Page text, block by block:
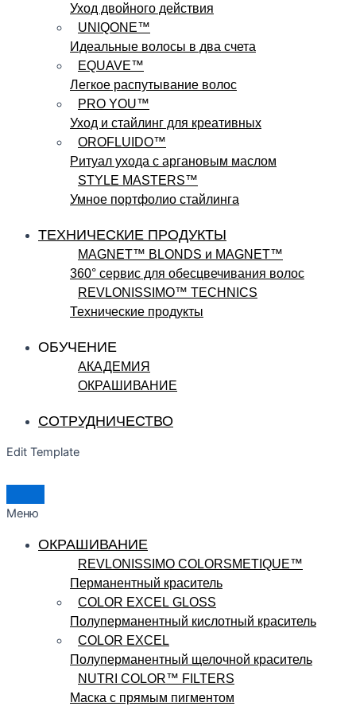
Уход двойного действия
UNIQONE™
Идеальные волосы в два счета
EQUAVE™
Легкое распутывание волос
PRO YOU™
Уход и стайлинг для креативных
OROFLUIDO™
Ритуал ухода с аргановым маслом
STYLE MASTERS™
Умное портфолио стайлинга
ТЕХНИЧЕСКИЕ ПРОДУКТЫ
MAGNET™ BLONDS и MAGNET™
360° сервис для обесцвечивания волос
REVLONISSIMO™ TECHNICS
Технические продукты
ОБУЧЕНИЕ
АКАДЕМИЯ
ОКРАШИВАНИЕ
СОТРУДНИЧЕСТВО
Edit Template
Меню
ОКРАШИВАНИЕ
REVLONISSIMO COLORSMETIQUE™
Перманентный краситель
COLOR EXCEL GLOSS
Полуперманентный кислотный краситель
COLOR EXCEL
Полуперманентный щелочной краситель
NUTRI COLOR™ FILTERS
Маска с прямым пигментом